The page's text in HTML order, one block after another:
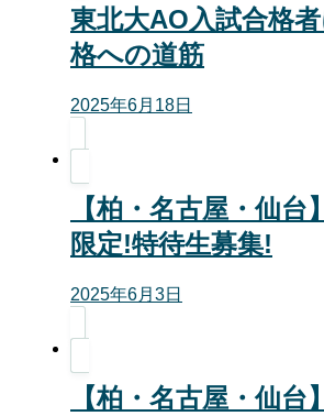
東北大AO入試合格
格への道筋
2025年6月18日
【柏・名古屋・仙台
限定!特待生募集!
2025年6月3日
【柏・名古屋・仙台